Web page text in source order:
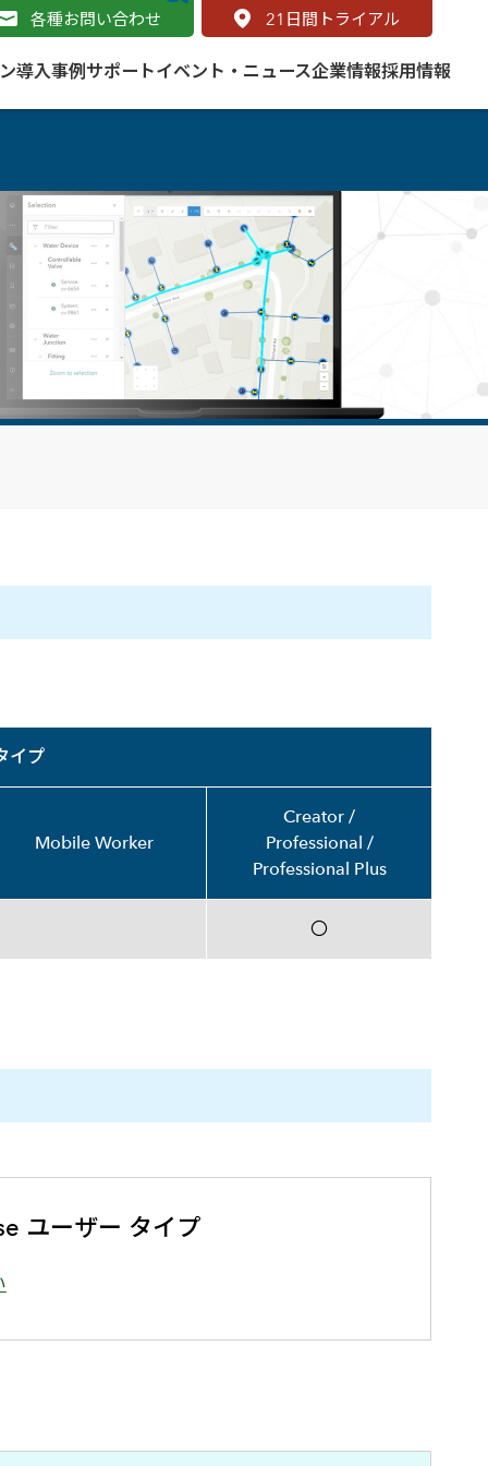
Cloud Service
のマネージドサービス
ング プラットフォーム
トモビリティ
導入事例 サポート
理情報システム）とは
解説
学ぼう ArcGIS
サイト
ぶ
スマップ用語集
イベント・ニュース企業情報採用情報
各種お問い合わせ 21 日間トライアル
イプ
Mobile Worker
Creator /
Professional /
Professional Plus
〇
ユーザー タイプ